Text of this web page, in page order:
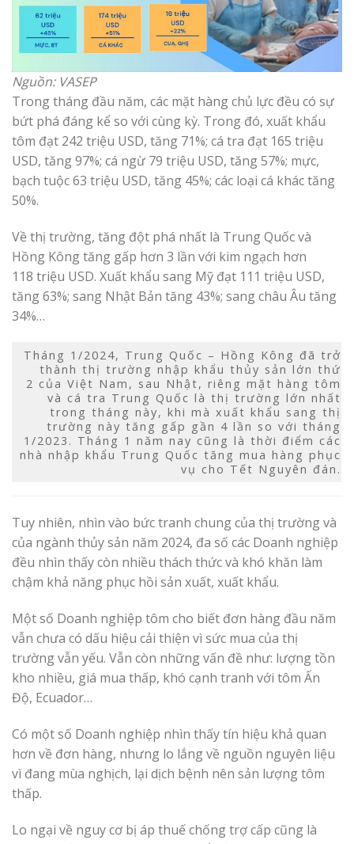
Nguồn: VASEP
Trong tháng đầu năm, các mặt hàng chủ lực đều có sự
bứt phá đáng kể so với cùng kỳ. Trong đó, xuất khẩu
tôm đạt 242 triệu USD, tăng 71%; cá tra đạt 165 triệu
USD, tăng 97%; cá ngừ 79 triệu USD, tăng 57%; mực,
bạch tuộc 63 triệu USD, tăng 45%; các loại cá khác tăng
50%.
Về thị trường, tăng đột phá nhất là Trung Quốc và
Hồng Kông tăng gấp hơn 3 lần với kim ngạch hơn
118 triệu USD. Xuất khẩu sang Mỹ đạt 111 triệu USD,
tăng 63%; sang Nhật Bản tăng 43%; sang châu Âu tăng
34%…
Tháng 1/2024, Trung Quốc – Hồng Kông đã trở
thành thị trường nhập khẩu thủy sản lớn thứ
2 của Việt Nam, sau Nhật, riêng mặt hàng tôm
và cá tra Trung Quốc là thị trường lớn nhất
trong tháng này, khi mà xuất khẩu sang thị
trường này tăng gấp gần 4 lần so với tháng
1/2023. Tháng 1 năm nay cũng là thời điểm các
nhà nhập khẩu Trung Quốc tăng mua hàng phục
vụ cho Tết Nguyên đán.
Tuy nhiên, nhìn vào bức tranh chung của thị trường và
của ngành thủy sản năm 2024, đa số các Doanh nghiệp
đều nhìn thấy còn nhiều thách thức và khó khăn làm
chậm khả năng phục hồi sản xuất, xuất khẩu.
Một số Doanh nghiệp tôm cho biết đơn hàng đầu năm
vẫn chưa có dấu hiệu cải thiện vì sức mua của thị
trường vẫn yếu. Vẫn còn những vấn đề như: lượng tồn
kho nhiều, giá mua thấp, khó cạnh tranh với tôm Ấn
Độ, Ecuador…
Có một số Doanh nghiệp nhìn thấy tín hiệu khả quan
hơn về đơn hàng, nhưng lo lắng về nguồn nguyên liệu
vì đang mùa nghịch, lại dịch bệnh nên sản lượng tôm
thấp.
Lo ngại về nguy cơ bị áp thuế chống trợ cấp cũng là